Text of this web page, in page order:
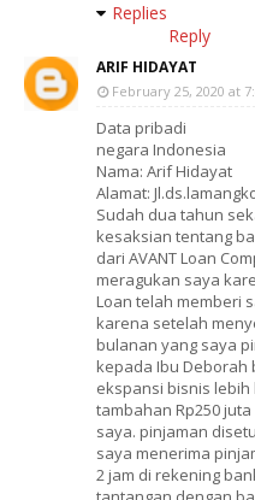
Replies
Reply
ARIF HIDAYAT
February 25, 2020 at
Data pribadi
negara Indonesia
Nama: Arif Hidayat
Alamat:
Sudah dua tahun
kesaksian tentang
dari AVANT Loan
meragukan saya
Loan telah memberi
karena setelah
bulanan yang saya
kepada Ibu Deborah
ekspansi bisnis
tambahan Rp250
saya. pinjaman
saya menerima
2 jam di rekening